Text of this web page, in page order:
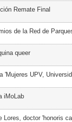
Remate Final
de la Red de
queer
'Mujeres UPV,
iMoLab
Lores, doctor 'honoris